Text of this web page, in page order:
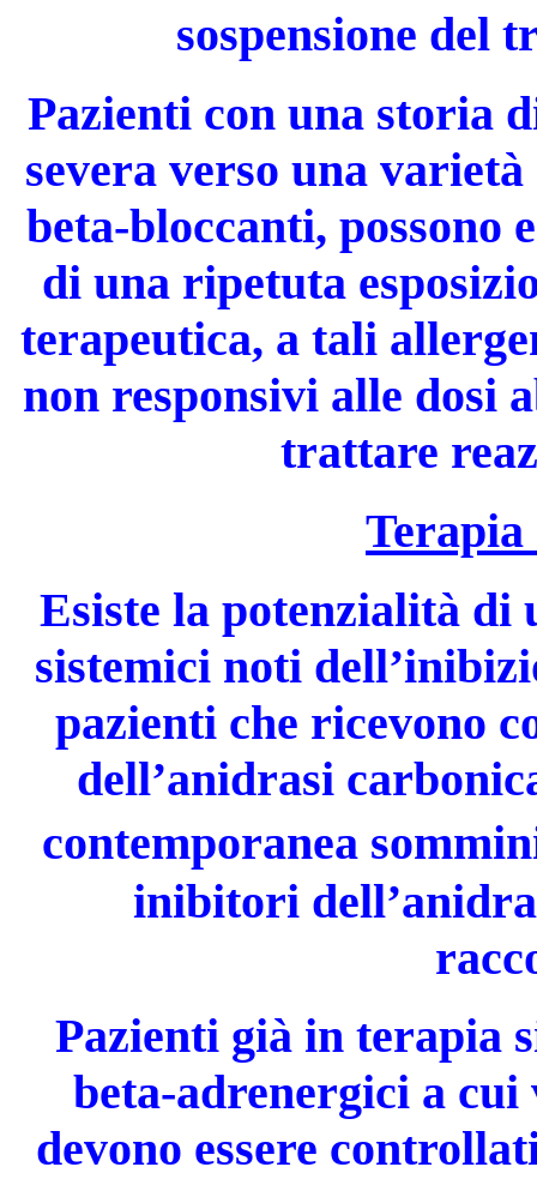
sospensione del
Pazienti con una storia
severa verso una
beta-bloccanti, possono
di una ripetuta
terapeutica, a tali
non responsivi alle dosi
trattare
Terapia
Esiste la potenzialità
sistemici noti
pazienti che ricevono
dell’anidrasi
contemporanea
inibitori
Pazienti già in terapia
beta-adrenergici a
devono essere